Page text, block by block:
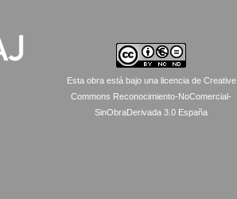
Esta obra está bajo una licencia de Creative
Commons Reconocimiento-NoComercial-
SinObraDerivada 3.0 España